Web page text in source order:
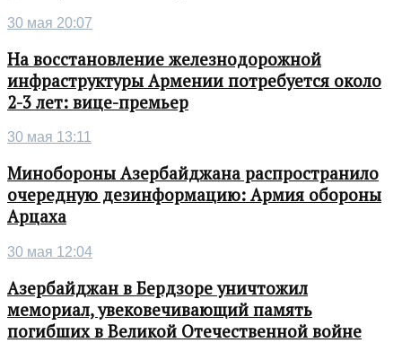
30 мая 20:07
На восстановление железнодорожной
инфраструктуры Армении потребуется около
2-3 лет: вице-премьер
30 мая 13:11
Минобороны Азербайджана распространило
очередную дезинформацию: Армия обороны
Арцаха
30 мая 12:04
Азербайджан в Бердзоре уничтожил
мемориал, увековечивающий память
погибших в Великой Отечественной войне